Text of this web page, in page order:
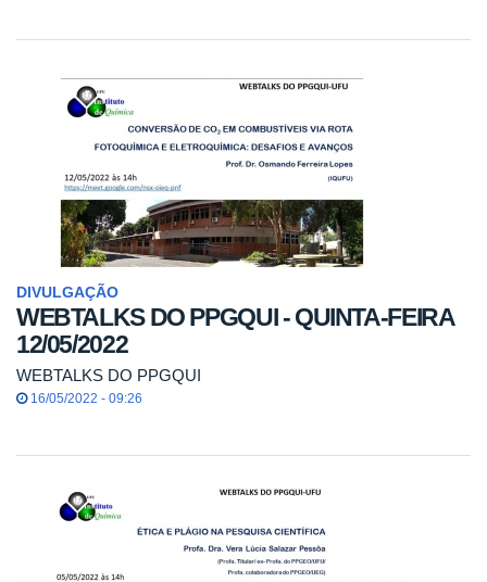
DIVULGAÇÃO
WEBTALKS DO PPGQUI - QUINTA-FEIRA
12/05/2022
WEBTALKS DO PPGQUI
16/05/2022 - 09:26